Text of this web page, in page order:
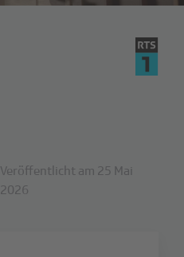
Veröffentlicht am 25 Mai
2026